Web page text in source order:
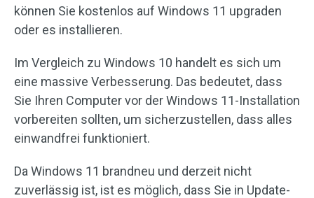
können Sie kostenlos auf Windows 11 upgraden
oder es installieren.
Im Vergleich zu Windows 10 handelt es sich um
eine massive Verbesserung. Das bedeutet, dass
Sie Ihren Computer vor der Windows 11-Installation
vorbereiten sollten, um sicherzustellen, dass alles
einwandfrei funktioniert.
Da Windows 11 brandneu und derzeit nicht
zuverlässig ist, ist es möglich, dass Sie in Update-